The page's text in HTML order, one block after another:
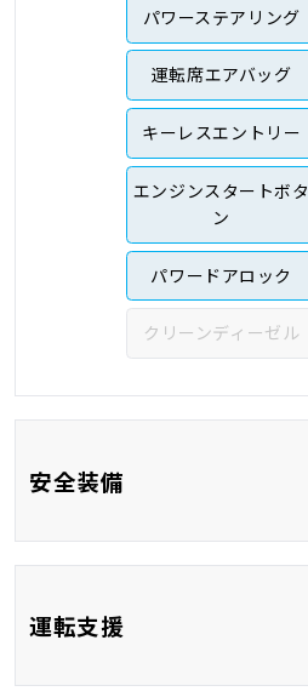
パワーステアリング
運転席エアバッグ
キーレスエントリー
エンジンスタートボタ
ン
パワードアロック
クリーンディーゼル
安全装備
運転支援